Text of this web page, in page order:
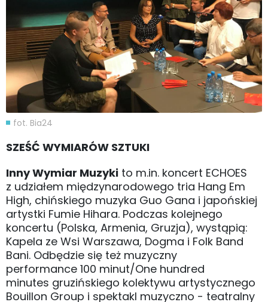
fot. Bia24
SZEŚĆ WYMIARÓW SZTUKI
Inny Wymiar Muzyki to m.in. koncert ECHOES
z udziałem międzynarodowego tria Hang Em
High, chińskiego muzyka Guo Gana i japońskiej
artystki Fumie Hihara. Podczas kolejnego
koncertu (Polska, Armenia, Gruzja), wystąpią:
Kapela ze Wsi Warszawa, Dogma i Folk Band
Bani. Odbędzie się też muzyczny
performance 100 minut/One hundred
minutes gruzińskiego kolektywu artystycznego
Bouillon Group i spektakl muzyczno - teatralny